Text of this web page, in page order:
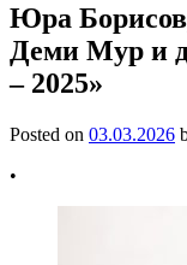
Юра
Деми Мур и
– 2025»
Posted on 03.03.2026
•